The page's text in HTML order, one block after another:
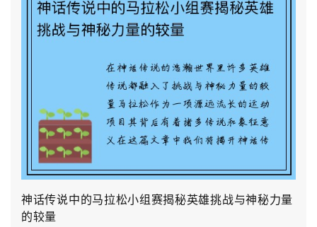
神话传说中的马拉松小组赛揭秘英雄挑战与神秘力量
的较量